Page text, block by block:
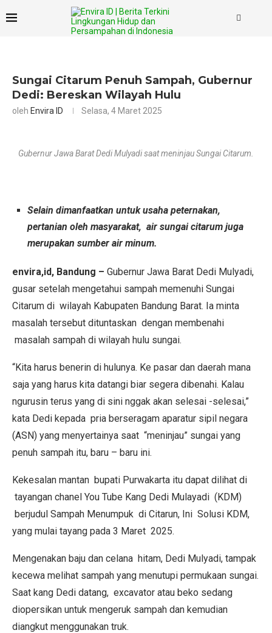
Sungai Citarum Penuh Sampah, Gubernur
Dedi: Bereskan Wilayah Hulu
oleh Envira ID Selasa, 4 Maret 2025
Gubernur Jawa Barat Dedi Mulyadi saat meninjau Sungai Citarum.
Selain dimanfaatkan untuk usaha peternakan,
pertanian oleh masyarakat, air sungai citarum juga
merupakan sumber air minum.
envira,id, Bandung – Gubernur Jawa Barat Dedi Mulyadi,
gusar setelah mengetahui sampah memenuhi Sungai
Citarum di wilayah Kabupaten Bandung Barat. Ia minta
masalah tersebut dituntaskan dengan membenahi
masalah sampah di wilayah hulu sungai.
“Kita harus benerin di hulunya. Ke pasar dan daerah mana
saja yang harus kita datangi biar segera dibenahi. Kalau
ngurusin terus yang di sini nggak akan selesai -selesai,”
kata Dedi kepada pria berseragam aparatur sipil negara
(ASN) yang menyertainya saat “meninjau” sungai yang
penuh sampah itu, baru – baru ini.
Kekesalan mantan bupati Purwakarta itu dapat dilihat di
tayangan chanel You Tube Kang Dedi Mulayadi (KDM)
berjudul Sampah Menumpuk di Citarun, Ini Solusi KDM,
yang mulai tayang pada 3 Maret 2025.
Mengenakan baju dan celana hitam, Dedi Mulyadi, tampak
kecewa melihat sampah yang menutupi permukaan sungai.
Saat kang Dedi datang, excavator atau beko sedang
diopersikan untuk mengeruk sampah dan kemudian
diangkut menggunakan truk.